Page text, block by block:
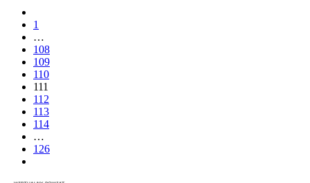
1
…
108
109
110
111
112
113
114
…
126